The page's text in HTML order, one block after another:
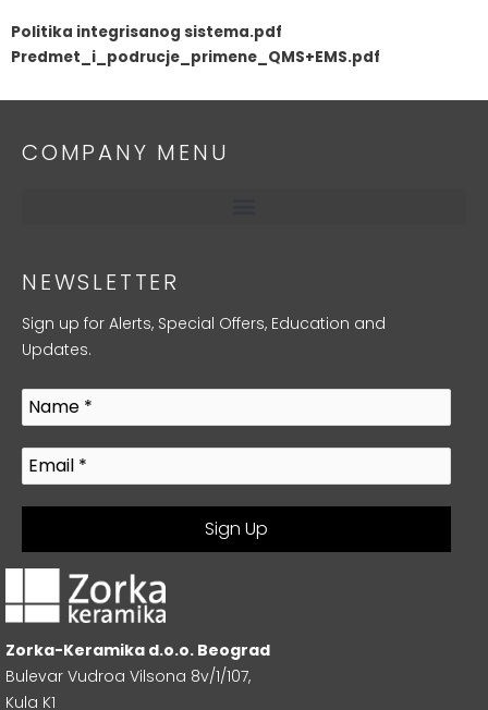
Politika integrisanog sistema.pdf
Predmet_i_podrucje_primene_QMS+EMS.pdf
COMPANY MENU
NEWSLETTER
Sign up for Alerts, Special Offers, Education and
Updates.
Zorka-Keramika d.o.o. Beograd
Bulevar Vudroa Vilsona 8v/1/107,
Kula K1